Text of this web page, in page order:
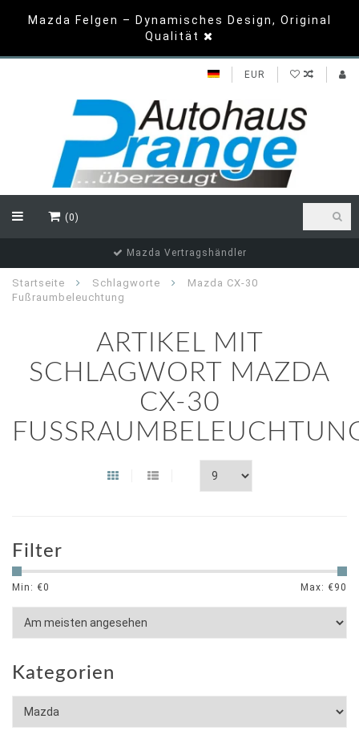
Mazda Felgen – Dynamisches Design, Original
Qualität
EUR
(0)
Mazda Vertragshändler
Startseite Schlagworte
Mazda CX-30
Fußraumbeleuchtung
ARTIKEL MIT
SCHLAGWORT MAZDA
CX-30
FUSSRAUMBELEUCHTUNG
Filter
Min: €0 Max: €90
Kategorien